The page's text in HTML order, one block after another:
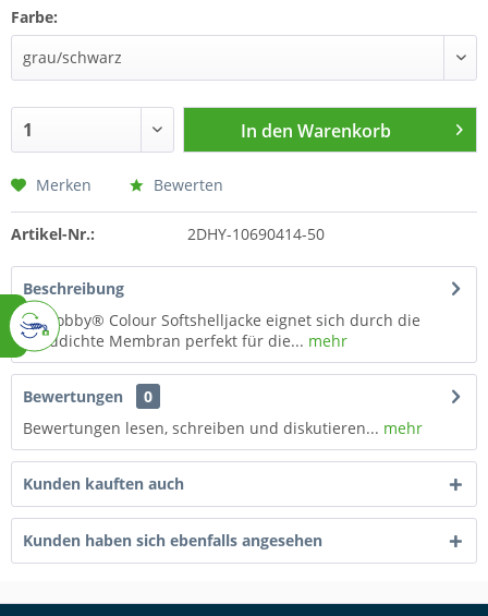
Farbe:
In den Warenkorb
Merken Bewerten
Artikel-Nr.: 2DHY-10690414-50
Beschreibung
Die Jobby® Colour Softshelljacke eignet sich durch die
winddichte Membran perfekt für die... mehr
Bewertungen
0
Bewertungen lesen, schreiben und diskutieren... mehr
Kunden kauften auch
Kunden haben sich ebenfalls angesehen